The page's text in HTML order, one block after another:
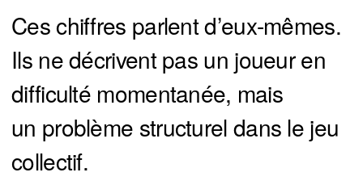
Ces chiffres parlent d’eux-mêmes.
Ils ne décrivent pas un joueur en
difficulté momentanée, mais
un problème structurel dans le jeu
collectif.